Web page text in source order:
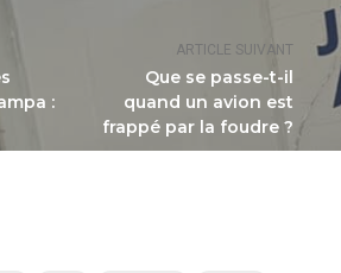
:
ARTICLE SUIVANT
Que se passe-t-il
quand un avion est
frappé par la foudre ?